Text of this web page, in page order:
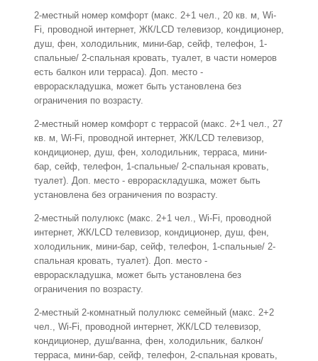
2-местный номер комфорт (макс. 2+1 чел., 20 кв. м, Wi-
Fi, проводной интернет, ЖК/LCD телевизор, кондиционер,
душ, фен, холодильник, мини-бар, сейф, телефон, 1-
спальные/ 2-спальная кровать, туалет, в части номеров
есть балкон или терраса). Доп. место -
еврораскладушка, может быть установлена без
ограничения по возрасту.
2-местный номер комфорт с террасой (макс. 2+1 чел., 27
кв. м, Wi-Fi, проводной интернет, ЖК/LCD телевизор,
кондиционер, душ, фен, холодильник, терраса, мини-
бар, сейф, телефон, 1-спальные/ 2-спальная кровать,
туалет). Доп. место - еврораскладушка, может быть
установлена без ограничения по возрасту.
2-местный полулюкс (макс. 2+1 чел., Wi-Fi, проводной
интернет, ЖК/LCD телевизор, кондиционер, душ, фен,
холодильник, мини-бар, сейф, телефон, 1-спальные/ 2-
спальная кровать, туалет). Доп. место -
еврораскладушка, может быть установлена без
ограничения по возрасту.
2-местный 2-комнатный полулюкс семейный (макс. 2+2
чел., Wi-Fi, проводной интернет, ЖК/LCD телевизор,
кондиционер, душ/ванна, фен, холодильник, балкон/
терраса, мини-бар, сейф, телефон, 2-спальная кровать,